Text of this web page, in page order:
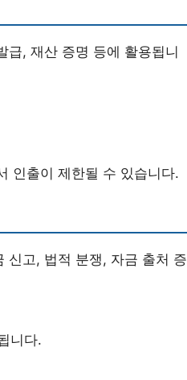
급, 재산 증명 등에 활용됩니
인출이 제한될 수 있습니다.
신고, 법적 분쟁, 자금 출처 증
니다.